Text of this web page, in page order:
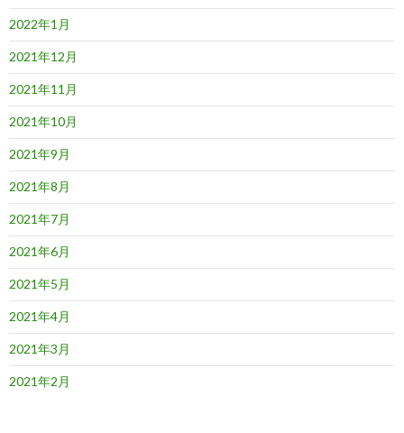
2022年1月
2021年12月
2021年11月
2021年10月
2021年9月
2021年8月
2021年7月
2021年6月
2021年5月
2021年4月
2021年3月
2021年2月